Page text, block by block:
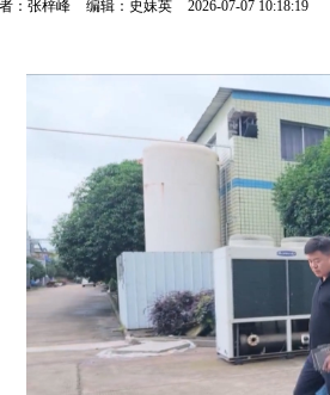
：张梓峰 编辑：史妹英 2026-07-07 10:18:19